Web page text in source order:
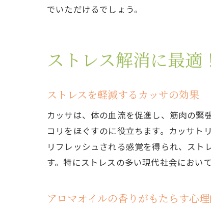
でいただけるでしょう。
ストレス解消に最
ストレスを軽減するカッサの効果
カッサは、体の血流を促進し、筋肉の緊
コリをほぐすのに役立ちます。カッサト
リフレッシュされる感覚を得られ、スト
す。特にストレスの多い現代社会におい
アロマオイルの香りがもたらす心